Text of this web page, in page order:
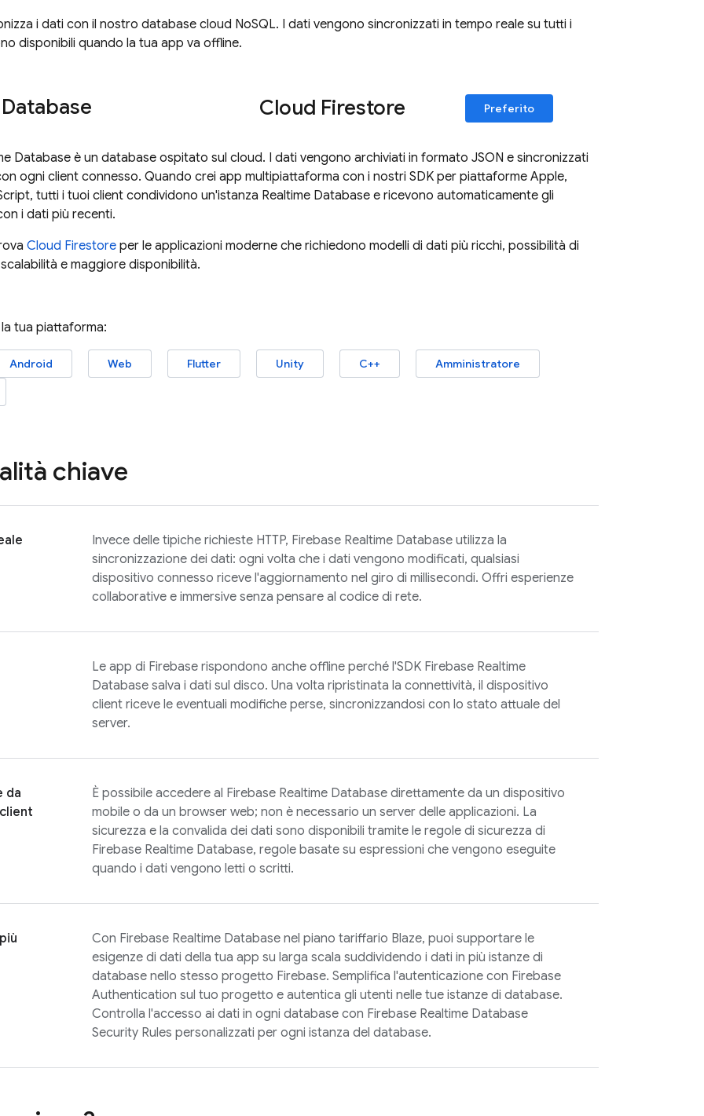
i dati con il nostro database cloud NoSQL. I dati vengono sincronizzati in tempo reale su tutti i
disponibili quando la tua app va offline.
Database Cloud Firestore Preferito
Databaseè un database ospitato sul cloud. I dati vengono archiviati in formato JSON e sincronizzati
ogni client connesso. Quando crei app multipiattaforma con i nostri SDK per piattaforme Apple,
tutti i tuoi client condividono un'istanza Realtime Database e ricevono automaticamente gli
i dati più recenti.
Cloud Firestore per le applicazioni moderne che richiedono modelli di dati più ricchi, possibilità di
scalabilità e maggiore disponibilità.
la tua piattaforma:
Android Web Flutter Unity C++
Amministratore
chiave
Invece delle tipiche richieste HTTP, Firebase Realtime Database utilizza la
sincronizzazione dei dati: ogni volta che i dati vengono modificati, qualsiasi
dispositivo connesso riceve l'aggiornamento nel giro di millisecondi. Offri esperienze
collaborative e immersive senza pensare al codice di rete.
Le app di Firebase rispondono anche offline perché l'SDK Firebase Realtime
Database salva i dati sul disco. Una volta ripristinata la connettività, il dispositivo
client riceve le eventuali modifiche perse, sincronizzandosi con lo stato attuale del
server.
da
È possibile accedere al Firebase Realtime Database direttamente da un dispositivo
mobile o da un browser web; non è necessario un server delle applicazioni. La
sicurezza e la convalida dei dati sono disponibili tramite le regole di sicurezza di
Firebase Realtime Database, regole basate su espressioni che vengono eseguite
quando i dati vengono letti o scritti.
Con Firebase Realtime Database nel piano tariffario Blaze, puoi supportare le
esigenze di dati della tua app su larga scala suddividendo i dati in più istanze di
database nello stesso progetto Firebase. Semplifica l'autenticazione con Firebase
Authentication sul tuo progetto e autentica gli utenti nelle tue istanze di database.
Controlla l'accesso ai dati in ogni database con Firebase Realtime Database
Security Rules personalizzati per ogni istanza del database.